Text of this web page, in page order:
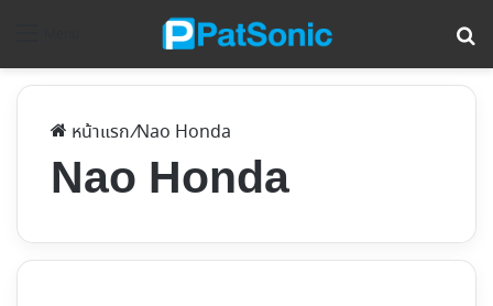
หน้าแรก/Nao Honda
Nao Honda